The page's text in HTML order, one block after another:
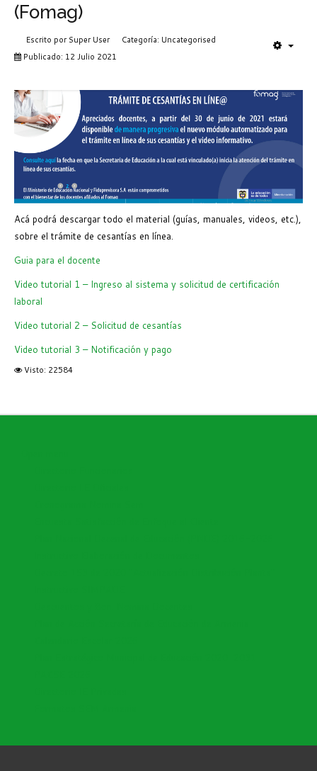
(Fomag)
Escrito porSuper User Categoría: Uncategorised
Publicado: 12 Julio 2021
Acá podrá descargar todo el material (guías, manuales, videos, etc.),
sobre el trámite de cesantías en línea.
Guia para el docente
Video tutorial 1 – Ingreso al sistema y solicitud de certificación
laboral
Video tutorial 2 – Solicitud de cesantías
Video tutorial 3 – Notificación y pago
Visto: 22584